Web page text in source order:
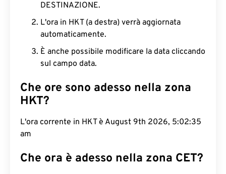
DESTINAZIONE.
L'ora in HKT (a destra) verrà aggiornata
automaticamente.
È anche possibile modificare la data cliccando
sul campo data.
Che ore sono adesso nella zona
HKT?
L'ora corrente in HKT è August 9th 2026, 5:02:36
am
Che ora è adesso nella zona CET?